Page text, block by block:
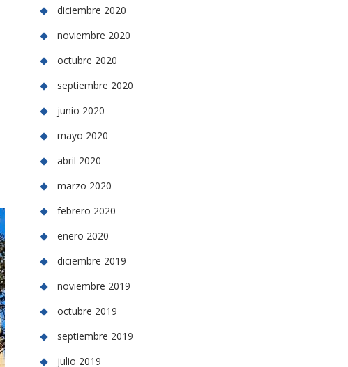
diciembre 2020
noviembre 2020
octubre 2020
septiembre 2020
junio 2020
mayo 2020
abril 2020
marzo 2020
febrero 2020
enero 2020
diciembre 2019
noviembre 2019
octubre 2019
septiembre 2019
julio 2019